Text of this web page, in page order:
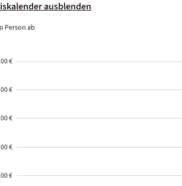
ausblenden
Person ab
€
€
€
€
€